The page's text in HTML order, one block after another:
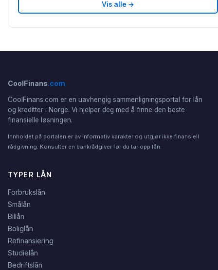
Vis alle →
CoolFinans.com
CoolFinans.com er en uavhengig sammenligningsportal for lån
og kreditter i Norge. Vi hjelper deg med å finne den beste
finansielle løsningen.
Innholdet på portalen er av informativ karakter og utgjør ikke finansiell
rådgivning. Konsulter en bankrådgiver før du tar opp lån.
TYPER LÅN
Forbrukslån
Smålån
Billån
Boliglån
Refinansiering
Studielån
Bedriftslån